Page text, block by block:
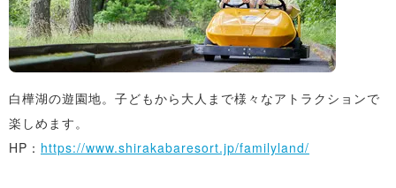
白樺湖の遊園地。子どもから大人まで様々なアトラクションで
楽しめます。
HP： https://www.shirakabaresort.jp/familyland/